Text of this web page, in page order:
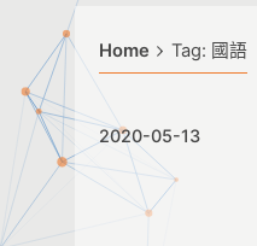
Home Tag: 國語
2020-05-13